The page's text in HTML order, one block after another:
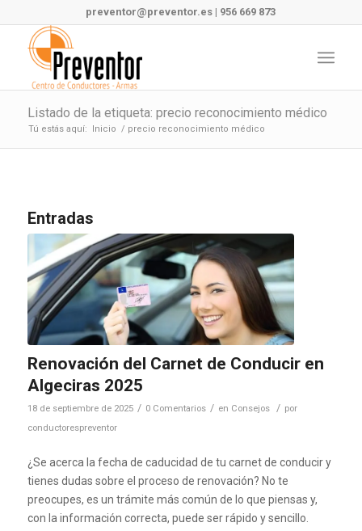
preventor@preventor.es | 956 669 873
Listado de la etiqueta: precio reconocimiento médico
Tú estás aquí: Inicio / precio reconocimiento médico
Entradas
Renovación del Carnet de Conducir en
Algeciras 2025
18 de septiembre de 2025 / 0 Comentarios / en Consejos / por
conductorespreventor
¿Se acerca la fecha de caducidad de tu carnet de conducir y
tienes dudas sobre el proceso de renovación? No te
preocupes, es un trámite más común de lo que piensas y,
con la información correcta, puede ser rápido y sencillo.